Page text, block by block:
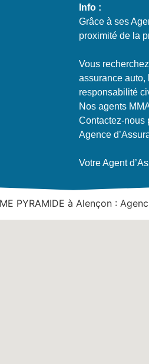
Info :
Grâce à ses
proximité de la
Vous
assurance
responsabilité
Nos agents
Contactez-nous
Agence
Votre Agent
PYRAMIDE à Alençon :